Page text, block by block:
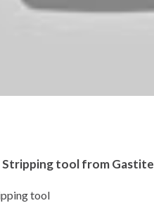
Stripping tool from Gastite
tool